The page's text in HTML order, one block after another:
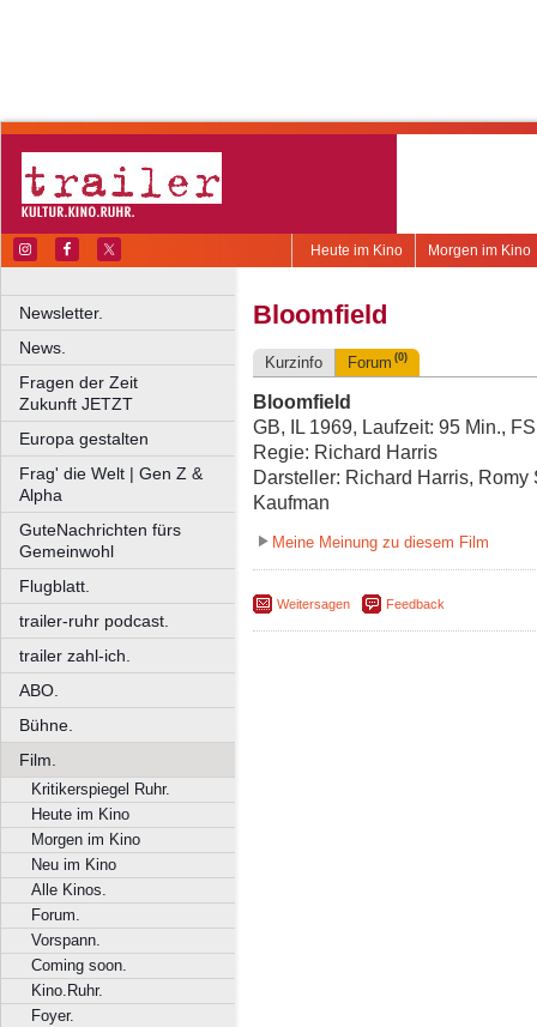
Morgen im Kino
Heute im Kino
Newsletter.
News.
Fragen der Zeit
Zukunft JETZT
Europa gestalten
Frag' die Welt | Gen Z &
Alpha
GuteNachrichten fürs
Gemeinwohl
Flugblatt.
trailer-ruhr podcast.
trailer zahl-ich.
ABO.
Bühne.
Film.
Kritikerspiegel Ruhr.
Heute im Kino
Morgen im Kino
Neu im Kino
Alle Kinos.
Forum.
Vorspann.
Coming soon.
Kino.Ruhr.
Foyer.
Bloomfield
Kurzinfo Forum (0)
Bloomfield
GB, IL 1969, Laufzeit: 95 Min.,
Regie: Richard Harris
Darsteller: Richard Harris,
Kaufman
Meine Meinung zu diesem Film
Weitersagen Feedback